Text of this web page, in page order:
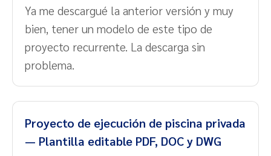
Ya me descargué la anterior versión y muy
bien, tener un modelo de este tipo de
proyecto recurrente. La descarga sin
problema.
Proyecto de ejecución de piscina privada
— Plantilla editable PDF, DOC y DWG